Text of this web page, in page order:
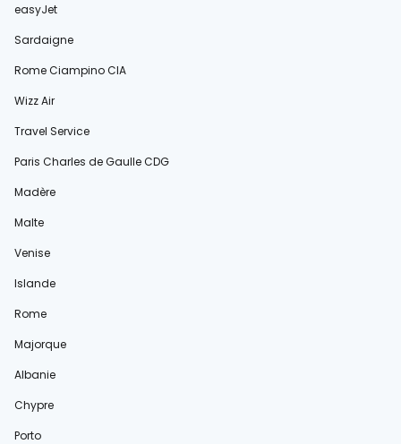
easyJet
Sardaigne
Rome Ciampino CIA
Wizz Air
Travel Service
Paris Charles de Gaulle CDG
Madère
Malte
Venise
Islande
Rome
Majorque
Albanie
Chypre
Porto